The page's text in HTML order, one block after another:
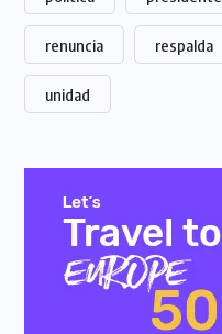
renuncia respalda
unidad